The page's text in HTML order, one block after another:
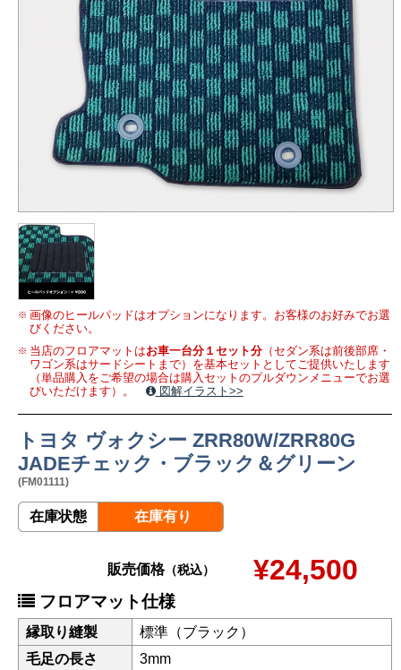
画像のヒールパッドはオプションになります。お客様のお好みでお選
びください。
当店のフロアマットはお車一台分１セット分（セダン系は前後部席・
ワゴン系はサードシートまで）を基本セットとしてご提供いたします
（単品購入をご希望の場合は購入セットのプルダウンメニューでお選
びいただけます）。
図解イラスト>>
トヨタ ヴォクシー ZRR80W/ZRR80G
JADEチェック・ブラック＆グリーン
(FM01111)
在庫状態 在庫有り
販売価格（税込） ¥24,500
フロアマット仕様
縁取り縫製
標準（ブラック）
毛足の長さ
3mm